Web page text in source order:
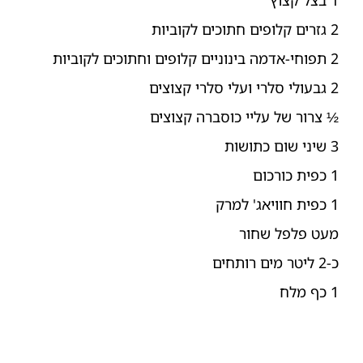
2 גזרים קלופים חתוכים לקוביות
2 תפוחי-אדמה בינוניים קלופים וחתוכים לקוביות
2 גבעולי סלרי ועלי סלרי קצוצים
½ צרור של עליי כוסברה קצוצים
3 שיני שום כתושות
1 כפית כורכום
1 כפית חוויאג' למרק
מעט פלפל שחור
כ-2 ליטר מים רותחים
1 כף מלח